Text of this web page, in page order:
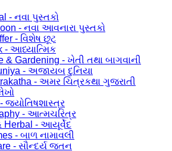
- નવા પુસ્તકો
- નવા આવનારા પુસ્તકો
- વિશેષ છૂટ
- આધ્યાત્મિક
& Gardening - ખેતી તથા બાગવાની
- અજાયબ દુનિયા
- અમર ચિત્રકથા ગુજરાતી
જ્યોતિષશાસ્ત્ર
- આત્મચરિત્ર
Herbal - આયૂર્વેદ
- બાળ નામાવલી
- સૌન્દર્ય જતન